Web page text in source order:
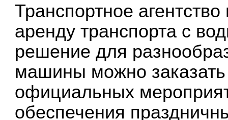
Транспортное
аренду транспорта с
решение для
машины можно заказать
официальных
обеспечения